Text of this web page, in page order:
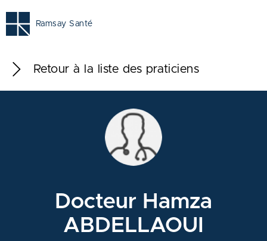
Ramsay Santé
Retour à la liste des praticiens
Docteur Hamza
ABDELLAOUI